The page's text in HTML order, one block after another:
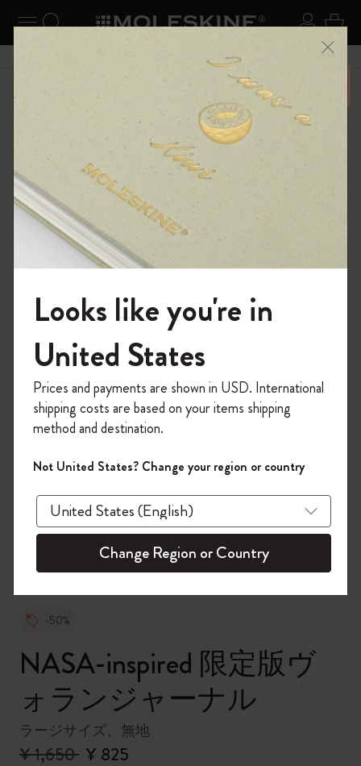
ナビゲーションの切替 ログ
検索 (キーワードなど) カ
6,500円以上のご購入で送料無料 メニ
ーを閉じる
ショップ
-50%
NASA-inspired 限定版ヴ
ォランジャーナル
ラージサイズ、無地
¥ 1,650 ¥ 825
モレスキンの世界へようこそ
「WELCOME10」を入力すると、初回注
文が10%オフ＋送料無料になります。セ
ール・アウトレット品は適用外。
Moleskineアカウントを作成して限定オフ
ァーや会員特典、さらに多くのインスピ
レーションを手に入れましょう。
今すぐ会員登録 !
Looks like you're in
United States
Prices and payments are shown in USD. International
shipping costs are based on your items shipping
method and destination.
Not United States? Change your region or country
Change Region or Country